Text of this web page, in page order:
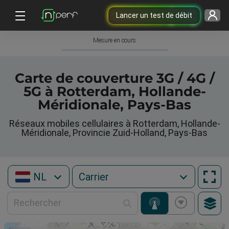
Lancer un test de débit
Mesure en cours
Carte de couverture 3G / 4G /
5G à Rotterdam, Hollande-
Méridionale, Pays-Bas
Réseaux mobiles cellulaires à Rotterdam, Hollande-
Méridionale, Provincie Zuid-Holland, Pays-Bas
NL